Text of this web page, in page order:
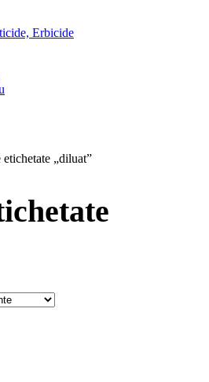
Erbicide
etichetate „diluat”